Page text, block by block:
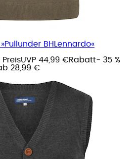
BHLennardo«
UVP 44,99 €Rabatt- 35 %
28,99 €